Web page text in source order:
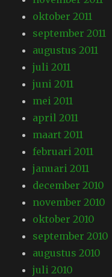
oktober 2011
september 2011
augustus 2011
juli 2011
juni 2011
mei 2011
april 2011
maart 2011
februari 2011
januari 2011
december 2010
november 2010
oktober 2010
september 2010
augustus 2010
juli 2010